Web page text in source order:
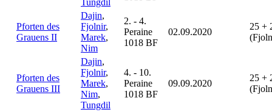
Pforten des
Grauens II
Dajin,
Fjolnir,
Marek,
Nim
2. - 4.
Peraine
1018 BF
02.09.2020
25 +
Pforten des
Grauens III
Dajin,
Fjolnir,
Marek,
Nim,
Tungdil
4. - 10.
Peraine
1018 BF
09.09.2020
25 +